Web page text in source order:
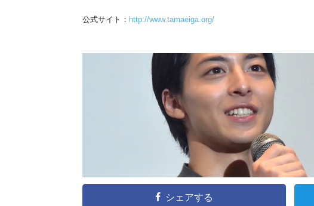
公式サイト： http://www.tamaeiga.org/
シェアする